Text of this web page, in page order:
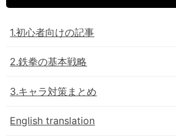
1.初心者向けの記事
2.鉄拳の基本戦略
3.キャラ対策まとめ
English translation